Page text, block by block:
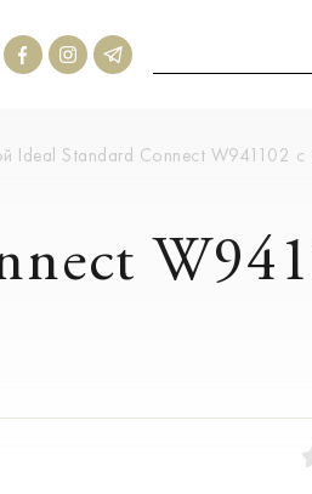
Ideal Standard Connect W941102 c